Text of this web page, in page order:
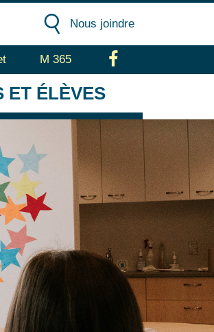
Nous joindre
M 365
ET ÉLÈVES